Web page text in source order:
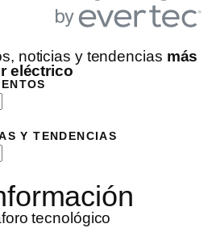
noticias y tendencias más
eléctrico
Y TENDENCIAS
tecnológico